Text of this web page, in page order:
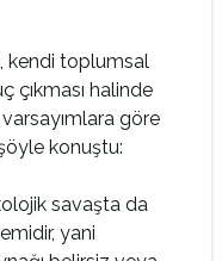
kendi toplumsal
çıkması halinde
göre
konuştu:
savaşta da
yani